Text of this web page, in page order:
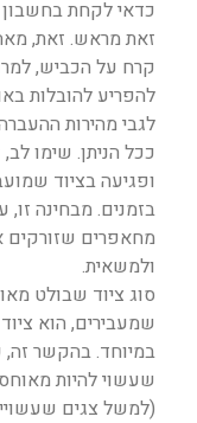
כדאי לקחת בחשבון
זאת מראש. זאת,
קרח על הכביש,
להפריע להובלות
לגבי מהירות
ככל הניתן. שימו
ופגיעה בציוד
בזמנים. מבחינה זו,
מחאפרים
ולמשאית.
סוג ציוד שבולט
שמעבירים, הוא
במיוחד. בהקשר זה,
שעשוי להיות
(למשל צגים